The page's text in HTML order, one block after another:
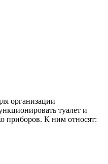
организации
туалет и
приборов. К ним относят: